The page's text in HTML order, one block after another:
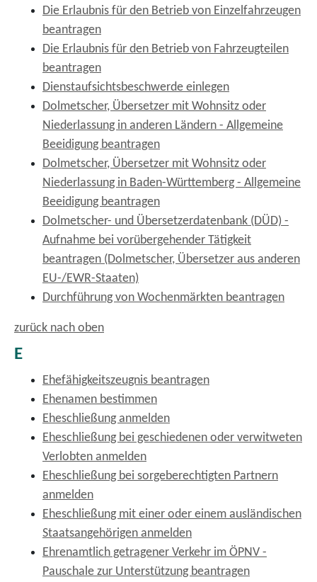
Die Erlaubnis für den Betrieb von Einzelfahrzeugen
beantragen
Die Erlaubnis für den Betrieb von Fahrzeugteilen
beantragen
Dienstaufsichtsbeschwerde einlegen
Dolmetscher, Übersetzer mit Wohnsitz oder
Niederlassung in anderen Ländern - Allgemeine
Beeidigung beantragen
Dolmetscher, Übersetzer mit Wohnsitz oder
Niederlassung in Baden-Württemberg - Allgemeine
Beeidigung beantragen
Dolmetscher- und Übersetzerdatenbank (DÜD) -
Aufnahme bei vorübergehender Tätigkeit
beantragen (Dolmetscher, Übersetzer aus anderen
EU-/EWR-Staaten)
Durchführung von Wochenmärkten beantragen
zurück nach oben
E
Ehefähigkeitszeugnis beantragen
Ehenamen bestimmen
Eheschließung anmelden
Eheschließung bei geschiedenen oder verwitweten
Verlobten anmelden
Eheschließung bei sorgeberechtigten Partnern
anmelden
Eheschließung mit einer oder einem ausländischen
Staatsangehörigen anmelden
Ehrenamtlich getragener Verkehr im ÖPNV -
Pauschale zur Unterstützung beantragen